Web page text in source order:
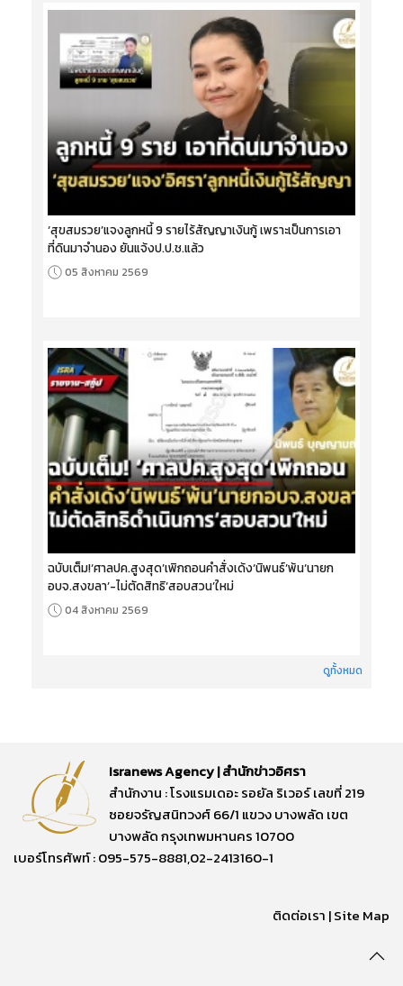
‘สุขสมรวย’แจงลูกหนี้ 9 รายไร้สัญญาเงินกู้ เพราะเป็นการเอา
ที่ดินมาจำนอง ยันแจ้งป.ป.ช.แล้ว
05 สิงหาคม 2569
ฉบับเต็ม!‘ศาลปค.สูงสุด’เพิกถอนคำสั่งเด้ง‘นิพนธ์’พ้น‘นายก
อบจ.สงขลา’-ไม่ตัดสิทธิ‘สอบสวน’ใหม่
04 สิงหาคม 2569
ดูทั้งหมด
Isranews Agency | สำนักข่าวอิศรา
สำนักงาน : โรงแรมเดอะ รอยัล ริเวอร์ เลขที่ 219
ซอยจรัญสนิทวงศ์ 66/1 แขวง บางพลัด เขต
บางพลัด กรุงเทพมหานคร 10700
เบอร์โทรศัพท์ : 095-575-8881,02-2413160-1
ติดต่อเรา |Site Map